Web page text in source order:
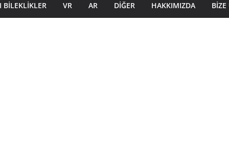
BILEKLIKLER VR AR DIĞER HAKKIMIZDA BIZE